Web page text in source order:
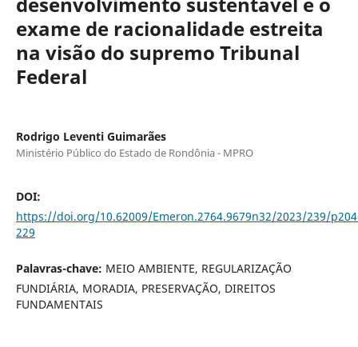
exame de racionalidade estreita
na visão do supremo Tribunal
Federal
Rodrigo Leventi Guimarães
Ministério Público do Estado de Rondônia - MPRO
DOI:
https://doi.org/10.62009/Emeron.2764.9679n32/2023/239/
229
Palavras-chave: MEIO AMBIENTE, REGULARIZAÇÃO
FUNDIÁRIA, MORADIA, PRESERVAÇÃO, DIREITOS
FUNDAMENTAIS